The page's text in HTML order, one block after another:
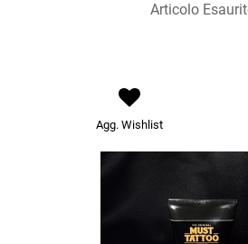
Articolo
Agg. Wishlist